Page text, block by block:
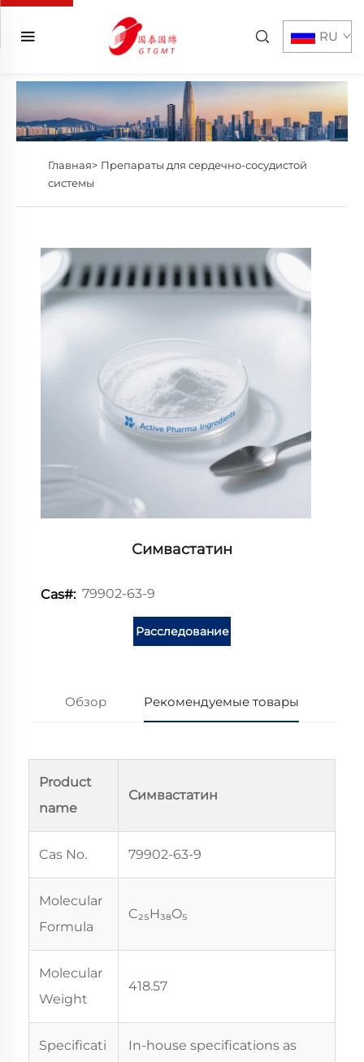
RU
Главная> Препараты для сердечно-сосудистой
системы
Симвастатин
Cas#: 79902-63-9
Расследование
Обзор Рекомендуемые товары
Product
name
Симвастатин
Cas No. 79902-63-9
Molecular
Formula
C₂₅H₃₈O₅
Molecular
Weight
418.57
Specificati
In-house specifications as